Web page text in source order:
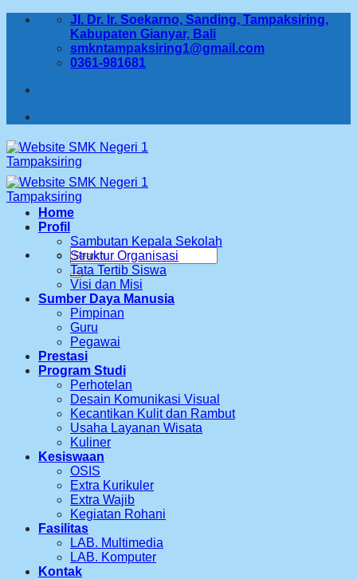
Skip
Jl. Dr. Ir. Soekarno, Sanding, Tampaksiring,
Kabupaten Gianyar, Bali
smkntampaksiring1@gmail.com
0361-981681
Search
for:
Home
Profil
Sambutan Kepala Sekolah
Struktur Organisasi
Tata Tertib Siswa
Visi dan Misi
Sumber Daya Manusia
Pimpinan
Guru
Pegawai
Prestasi
Program Studi
Perhotelan
Desain Komunikasi Visual
Kecantikan Kulit dan Rambut
Usaha Layanan Wisata
Kuliner
Kesiswaan
OSIS
Extra Kurikuler
Extra Wajib
Kegiatan Rohani
Fasilitas
LAB. Multimedia
LAB. Komputer
Kontak